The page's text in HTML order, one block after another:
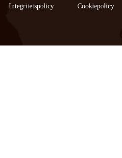
​Integritetspolicy Cookiepolicy